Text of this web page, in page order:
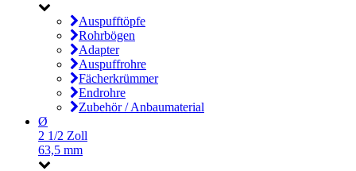
Auspufftöpfe
Rohrbögen
Adapter
Auspuffrohre
Fächerkrümmer
Endrohre
Zubehör / Anbaumaterial
Ø
2 1/2 Zoll
63,5 mm